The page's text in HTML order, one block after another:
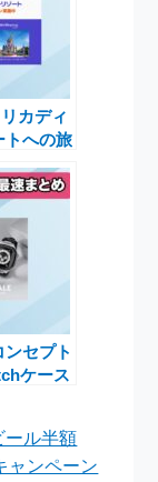
カディ
トへの旅
ペーン実
ンセプト
ケース
ール半額
ャンペーン